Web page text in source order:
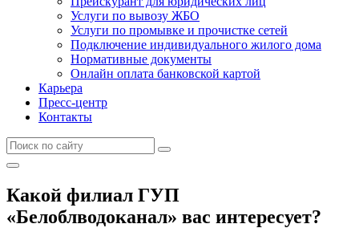
Услуги по вывозу ЖБО
Услуги по промывке и прочистке сетей
Подключение индивидуального жилого дома
Нормативные документы
Онлайн оплата банковской картой
Карьера
Пресс-центр
Контакты
Какой филиал ГУП
«Белоблводоканал» вас интересует?